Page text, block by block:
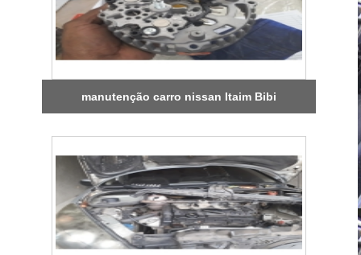
manutenção carro nissan Itaim Bibi